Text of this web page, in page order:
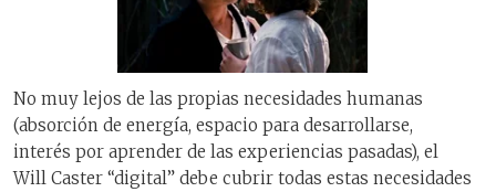
No muy lejos de las propias necesidades humanas
(absorción de energía, espacio para desarrollarse,
interés por aprender de las experiencias pasadas), el
Will Caster “digital” debe cubrir todas estas necesidades